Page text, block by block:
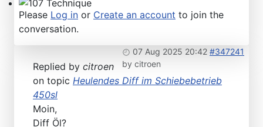
107 Technique
Please Log in or Create an account to join the
conversation.
07 Aug 2025 20:42 #347241
by citroen
Replied by citroen
on topic Heulendes Diff im Schiebebetrieb
450sl
Moin,
Diff Öl?